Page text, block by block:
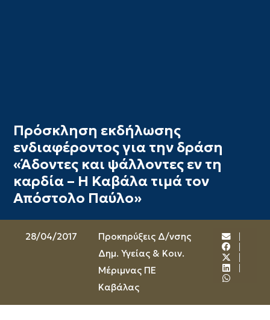
Πρόσκληση εκδήλωσης
ενδιαφέροντος για την δράση
«Άδοντες και ψάλλοντες εν τη
καρδία – Η Καβάλα τιμά τον
Απόστολο Παύλο»
28/04/2017
Προκηρύξεις Δ/νσης
Δημ. Υγείας & Κοιν.
Μέριμνας ΠΕ
Καβάλας